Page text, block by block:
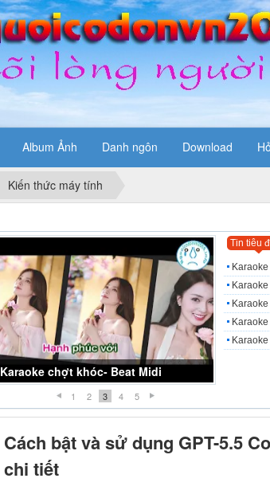
Album Ảnh Danh ngôn Download
Kiến thức máy tính
Karaoke chợt khóc- Beat Midi
1 2 3 4 5
Tin tiêu
Cách bật và sử dụng GPT-5.5
chi tiết